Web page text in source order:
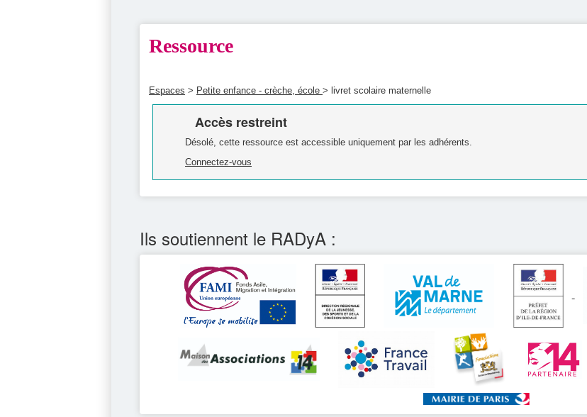
Ressource
Espaces > Petite enfance - crèche, école > livret scolaire maternelle
Accès restreint
Désolé, cette ressource est accessible uniquement par les adhérents.
Connectez-vous
Ils soutiennent le RADyA :